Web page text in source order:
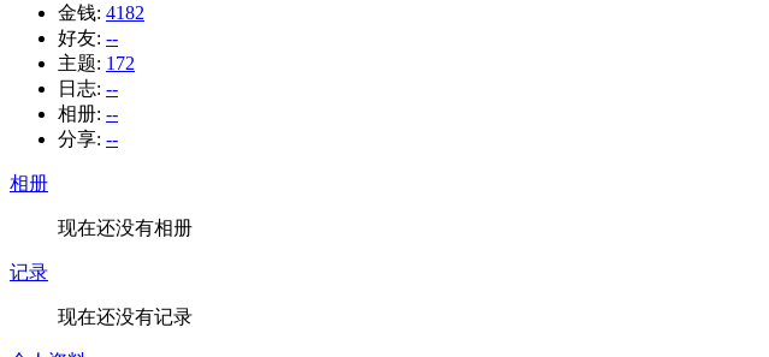
金钱: 4182
好友: --
主题: 172
日志: --
相册: --
分享: --
相册
现在还没有相册
记录
现在还没有记录